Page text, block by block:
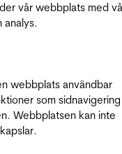
vår webbplats med
analys.
webbplats användbar
som
Webbplatsen kan inte